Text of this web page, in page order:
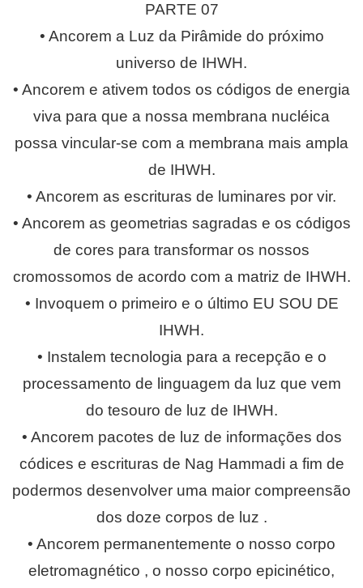
PARTE 07
• Ancorem a Luz da Pirâmide do próximo
universo de IHWH.
• Ancorem e ativem todos os códigos de energia
viva para que a nossa membrana nucléica
possa vincular-se com a membrana mais ampla
de IHWH.
• Ancorem as escrituras de luminares por vir.
• Ancorem as geometrias sagradas e os códigos
de cores para transformar os nossos
cromossomos de acordo com a matriz de IHWH.
• Invoquem o primeiro e o último EU SOU DE
IHWH.
• Instalem tecnologia para a recepção e o
processamento de linguagem da luz que vem
do tesouro de luz de IHWH.
• Ancorem pacotes de luz de informações dos
códices e escrituras de Nag Hammadi a fim de
podermos desenvolver uma maior compreensão
dos doze corpos de luz .
• Ancorem permanentemente o nosso corpo
eletromagnético , o nosso corpo epicinético,